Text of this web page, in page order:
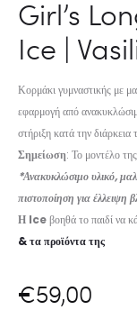
Girl’s
Ice |
Κορμάκι γυμναστικής με
εφαρμογή από
στήριξη κατά την
Σημείωση: Το μοντέλο
*Ανακυκλώσιμο υλικό,
πιστοποίηση για έλλειψη
Η Iceβοηθά το παιδί να
& τα προϊόντα της
€59,00